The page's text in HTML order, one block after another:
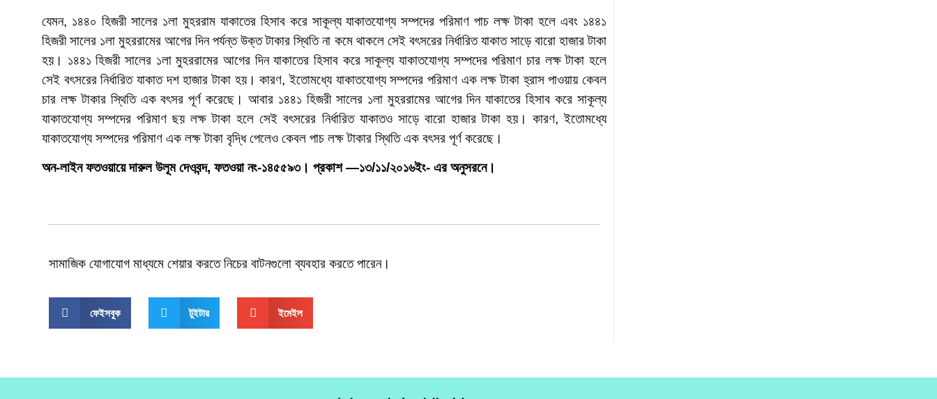
যেমন, ১৪৪০ হিজরী সালের ১লা মুহররাম যাকাতের হিসাব করে সাকূল্য যাকাতযোগ্য সম্পদের পরিমাণ পাচ লক্ষ টাকা হলে এবং ১৪৪১
হিজরী সালের ১লা মুহররামের আগের দিন পর্যন্ত উক্ত টাকার স্থিতি না কমে থাকলে সেই বৎসরের নির্ধারিত যাকাত সাড়ে বারো হাজার টাকা
হয়। ১৪৪১ হিজরী সালের ১লা মুহররামের আগের দিন যাকাতের হিসাব করে সাকূল্য যাকাতযোগ্য সম্পদের পরিমাণ চার লক্ষ টাকা হলে
সেই বৎসরের নির্ধারিত যাকাত দশ হাজার টাকা হয়। কারণ, ইতোমধ্যে যাকাতযোগ্য সম্পদের পরিমাণ এক লক্ষ টাকা হ্রাস পাওয়ায় কেবল
চার লক্ষ টাকার স্থিতি এক বৎসর পূর্ণ করেছে। আবার ১৪৪১ হিজরী সালের ১লা মুহররামের আগের দিন যাকাতের হিসাব করে সাকূল্য
যাকাতযোগ্য সম্পদের পরিমাণ ছয় লক্ষ টাকা হলে সেই বৎসরের নির্ধারিত যাকাতও সাড়ে বারো হাজার টাকা হয়। কারণ, ইতোমধ্যে
যাকাতযোগ্য সম্পদের পরিমাণ এক লক্ষ টাকা বৃদ্ধি পেলেও কেবল পাচ লক্ষ টাকার স্থিতি এক বৎসর পূর্ণ করেছে।
অন-লাইন ফতওয়ায়ে দারুল উলূম দেওবন্দ, ফতওয়া নং-১৪৫৫৯৩। প্রকাশ —১৩/১১/২০১৬ইং- এর অনুসরনে।
সামাজিক যোগাযোগ মাধ্যমে শেয়ার করতে নিচের বাটনগুলো ব্যবহার করতে পারেন।
ফেইসবুক টুইটার ইমেইল